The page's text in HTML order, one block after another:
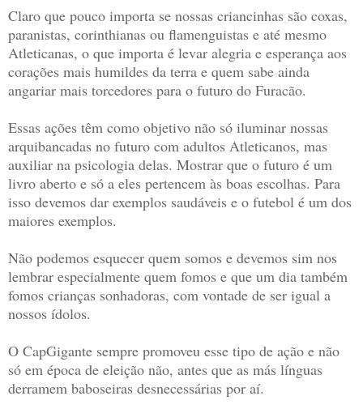
Claro que pouco importa se nossas criancinhas são coxas,
paranistas, corinthianas ou flamenguistas e até mesmo
Atleticanas, o que importa é levar alegria e esperança aos
corações mais humildes da terra e quem sabe ainda
angariar mais torcedores para o futuro do Furacão.
Essas ações têm como objetivo não só iluminar nossas
arquibancadas no futuro com adultos Atleticanos, mas
auxiliar na psicologia delas. Mostrar que o futuro é um
livro aberto e só a eles pertencem às boas escolhas. Para
isso devemos dar exemplos saudáveis e o futebol é um dos
maiores exemplos.
Não podemos esquecer quem somos e devemos sim nos
lembrar especialmente quem fomos e que um dia também
fomos crianças sonhadoras, com vontade de ser igual a
nossos ídolos.
O CapGigante sempre promoveu esse tipo de ação e não
só em época de eleição não, antes que as más línguas
derramem baboseiras desnecessárias por aí.